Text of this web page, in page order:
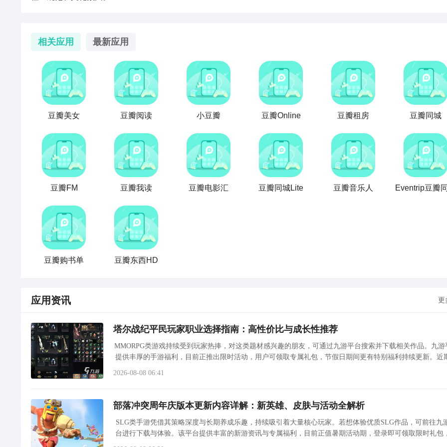
相关应用 最新应用
豆瓣美女 豆瓣阅读 小豆瓣 豆瓣Online 豆瓣租房 豆瓣同城
豆瓣FM 豆瓣我读 豆瓣电影汇 豆瓣同城Lite 豆瓣音乐人 Eventrip豆瓣
豆瓣购书单 豆瓣东西HD
应用资讯 更
塔尔战纪平民玩家职业选择指南：高性价比与成长性推荐
MMORPG类游戏持续受到玩家热捧，对这类题材感兴趣的朋友，可通过九游平台搜索并下载相关作品。九游
提供丰厚的手游福利，目前正推出限时活动，用户可领取专属礼包，节假日期间更有特别福利持续更新。近
2026-08-08 06:41
部落冲突周年庆版本更新内容详解：新英雄、皮肤与活动全解析
SLG类手游凭借其策略深度与长期养成乐趣，持续吸引着大量核心玩家。若想体验优质SLG作品，可前往九
台进行下载与体验。该平台提供丰富的新游资讯与专属福利，目前正值暑期活动期，登录即可领取限时礼包